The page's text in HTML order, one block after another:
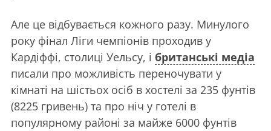
Але це відбувається кожного разу. Минулого
року фінал Ліги чемпіонів проходив у
Кардіффі, столиці Уельсу, і британські медіа
писали про можливість переночувати у
кімнаті на шістьох осіб в хостелі за 235 фунтів
(8225 гривень) та про ніч у готелі в
популярному районі за майже 6000 фунтів